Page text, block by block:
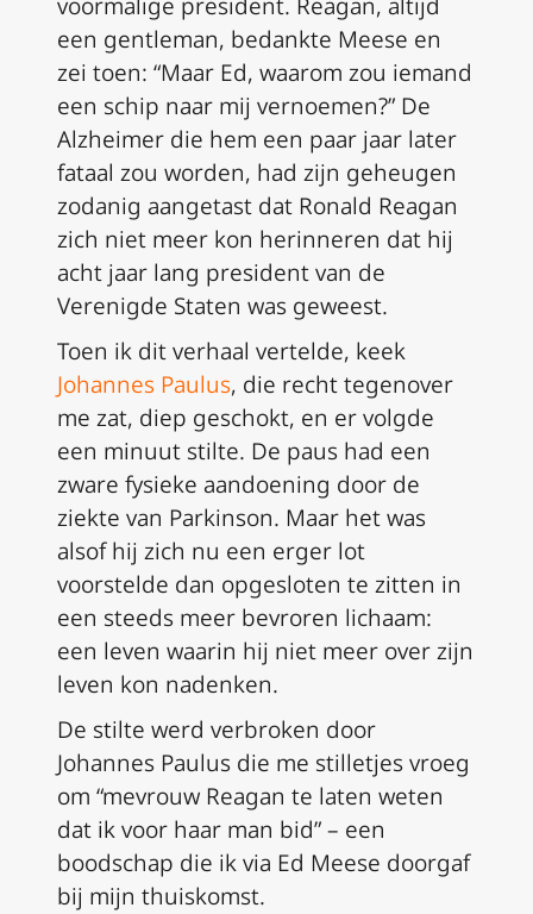
een gentleman, bedankte Meese en
zei toen: “Maar Ed, waarom zou iemand
een schip naar mij vernoemen?” De
Alzheimer die hem een paar jaar later
fataal zou worden, had zijn geheugen
zodanig aangetast dat Ronald Reagan
zich niet meer kon herinneren dat hij
acht jaar lang president van de
Verenigde Staten was geweest.
Toen ik dit verhaal vertelde, keek
Johannes Paulus, die recht tegenover
me zat, diep geschokt, en er volgde
een minuut stilte. De paus had een
zware fysieke aandoening door de
ziekte van Parkinson. Maar het was
alsof hij zich nu een erger lot
voorstelde dan opgesloten te zitten in
een steeds meer bevroren lichaam:
een leven waarin hij niet meer over zijn
leven kon nadenken.
De stilte werd verbroken door
Johannes Paulus die me stilletjes vroeg
om “mevrouw Reagan te laten weten
dat ik voor haar man bid” – een
boodschap die ik via Ed Meese doorgaf
bij mijn thuiskomst.